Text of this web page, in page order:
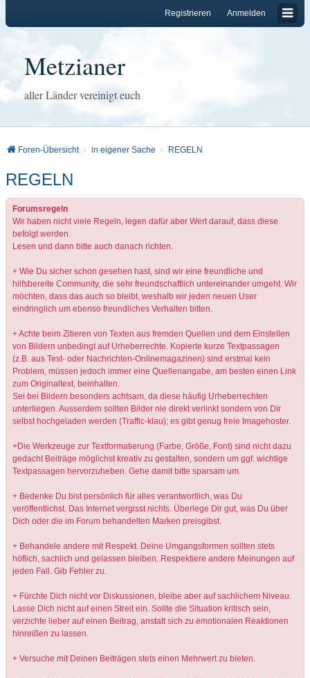
Anmelden
Registrieren
Metzianer
aller Länder vereinigt euch
Foren-Übersicht in eigener Sache REGELN
REGELN
Forumsregeln
Wir haben nicht viele Regeln, legen dafür aber Wert darauf, dass diese
befolgt werden.
Lesen und dann bitte auch danach richten.
+ Wie Du sicher schon gesehen hast, sind wir eine freundliche und
hilfsbereite Community, die sehr freundschaftlich untereinander umgeht. Wir
möchten, dass das auch so bleibt, weshalb wir jeden neuen User
eindringlich um ebenso freundliches Verhalten bitten.
+ Achte beim Zitieren von Texten aus fremden Quellen und dem Einstellen
von Bildern unbedingt auf Urheberrechte. Kopierte kurze Textpassagen
(z.B. aus Test- oder Nachrichten-Onlinemagazinen) sind erstmal kein
Problem, müssen jedoch immer eine Quellenangabe, am besten einen Link
zum Originaltext, beinhalten.
Sei bei Bildern besonders achtsam, da diese häufig Urheberrechten
unterliegen. Ausserdem sollten Bilder nie direkt verlinkt sondern von Dir
selbst hochgeladen werden (Traffic-klau); es gibt genug freie Imagehoster.
+Die Werkzeuge zur Textformatierung (Farbe, Größe, Font) sind nicht dazu
gedacht Beiträge möglichst kreativ zu gestalten, sondern um ggf. wichtige
Textpassagen hervorzuheben. Gehe damit bitte sparsam um.
+ Bedenke Du bist persönlich für alles verantwortlich, was Du
veröffentlichst. Das Internet vergisst nichts. Überlege Dir gut, was Du über
Dich oder die im Forum behandelten Marken preisgibst.
+ Behandele andere mit Respekt. Deine Umgangsformen sollten stets
höflich, sachlich und gelassen bleiben. Respektiere andere Meinungen auf
jeden Fall. Gib Fehler zu.
+ Fürchte Dich nicht vor Diskussionen, bleibe aber auf sachlichem Niveau.
Lasse Dich nicht auf einen Streit ein. Sollte die Situation kritisch sein,
verzichte lieber auf einen Beitrag, anstatt sich zu emotionalen Reaktionen
hinreißen zu lassen.
+ Versuche mit Deinen Beiträgen stets einen Mehrwert zu bieten.